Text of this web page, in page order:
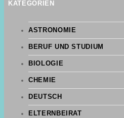
KATEGORIEN
ASTRONOMIE
BERUF UND STUDIUM
BIOLOGIE
CHEMIE
DEUTSCH
ELTERNBEIRAT